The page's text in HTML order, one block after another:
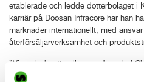
etablerade och ledde dotterbolaget i
karriär på Doosan Infracore har han
marknader internationellt, med
återförsäljarverksamhet och
”Vi är glada att välkomna Jongchul
kunskaper om den koreanska